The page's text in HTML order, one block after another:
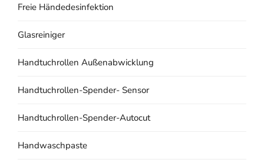
Freie Händedesinfektion
Glasreiniger
Handtuchrollen Außenabwicklung
Handtuchrollen-Spender- Sensor
Handtuchrollen-Spender-Autocut
Handwaschpaste